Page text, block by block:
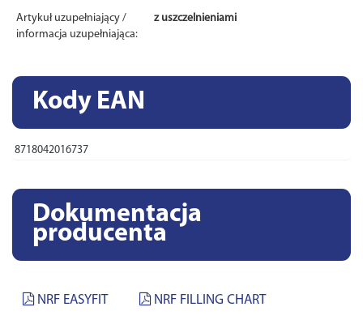
Artykuł uzupełniający /
informacja uzupełniająca:
z uszczelnieniami
Kody EAN
8718042016737
Dokumentacja
producenta
NRF EASYFIT NRF FILLING CHART